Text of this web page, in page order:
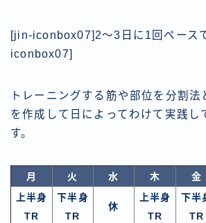
[jin-iconbox07]2〜3日に1回ペース
iconbox07]
トレーニングする筋や部位を分割法
を作成して日によってわけて実践し
す。
月 火 水 木 金
上半身
TR
下半身
TR
休
上半身
TR
下半
TR